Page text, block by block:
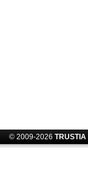
© 2009-2026 TRUSTIA